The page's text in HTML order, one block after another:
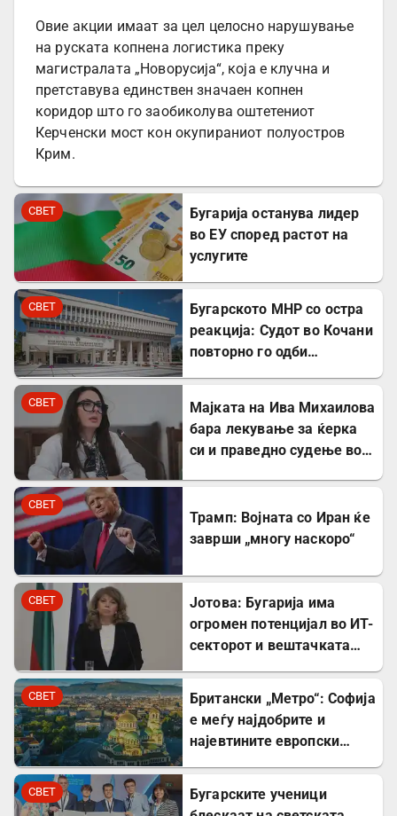
Овие акции имаат за цел целосно нарушување
на руската копнена логистика преку
магистралата „Новорусија“, која е клучна и
претставува единствен значаен копнен
коридор што го заобиколува оштетениот
Керченски мост кон окупираниот полуостров
Крим.
СВЕТ
Бугарија останува лидер
во ЕУ според растот на
услугите
СВЕТ
Бугарското МНР со остра
реакција: Судот во Кочани
повторно го одби
СВЕТ
Мајката на Ива Михаилова
бара лекување за ќерка
си и праведно судење во
СВЕТ
Трамп: Војната со Иран ќе
заврши „многу наскоро“
СВЕТ
Јотова: Бугарија има
огромен потенцијал во ИТ-
секторот и вештачката
СВЕТ
Британски „Метро“: Софија
е меѓу најдобрите и
најевтините европски
СВЕТ
Бугарските ученици